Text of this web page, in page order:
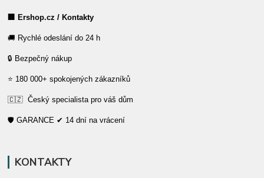
🏢 Ershop.cz / Kontakty
🚚 Rychlé odeslání do 24 h
🔒 Bezpečný nákup
⭐ 180 000+ spokojených zákazníků
🇨🇿 Český specialista pro váš dům
🛡️ GARANCE ✔ 14 dní na vrácení
KONTAKTY